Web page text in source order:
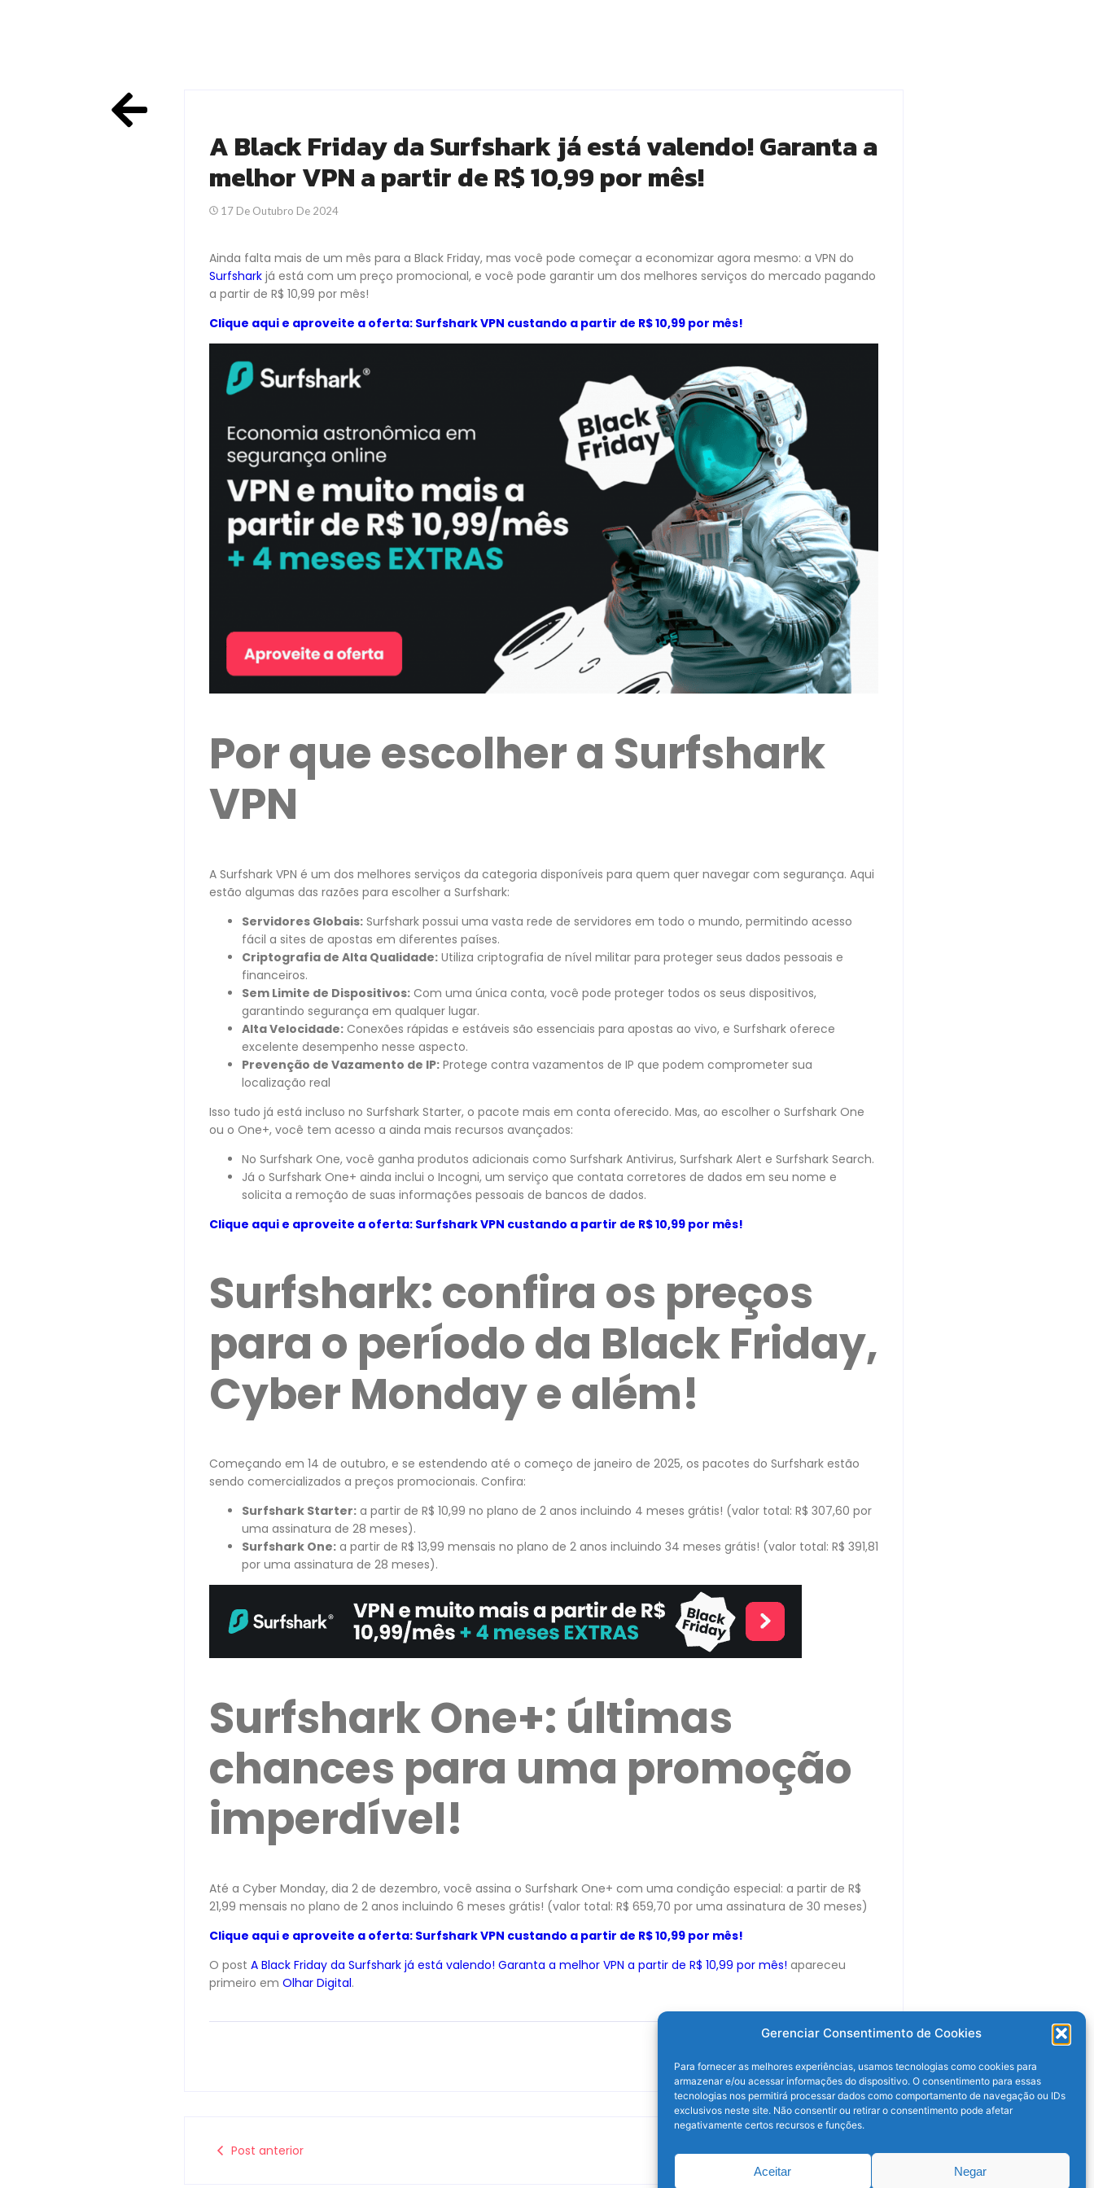
Gerenciar Consentimento de Cookies
Para fornecer as melhores experiências, usamos tecnologias como cookies para
armazenar e/ou acessar informações do dispositivo. O consentimento para essas
tecnologias nos permitirá processar dados como comportamento de navegação ou IDs
exclusivos neste site. Não consentir ou retirar o consentimento pode afetar
negativamente certos recursos e funções.
Aceitar Negar
A Black Friday da Surfshark já está valendo! Garanta a
melhor VPN a partir de R$ 10,99 por mês!
17 De Outubro De 2024
Ainda falta mais de um mês para a Black Friday, mas você pode começar a economizar agora mesmo: a VPN do
Surfshark já está com um preço promocional, e você pode garantir um dos melhores serviços do mercado pagando
a partir de R$ 10,99 por mês!
Clique aqui e aproveite a oferta: Surfshark VPN custando a partir de R$ 10,99 por mês!
Por que escolher a Surfshark
VPN
A Surfshark VPN é um dos melhores serviços da categoria disponíveis para quem quer navegar com segurança. Aqui
estão algumas das razões para escolher a Surfshark:
Servidores Globais: Surfshark possui uma vasta rede de servidores em todo o mundo, permitindo acesso
fácil a sites de apostas em diferentes países.
Criptografia de Alta Qualidade: Utiliza criptografia de nível militar para proteger seus dados pessoais e
financeiros.
Sem Limite de Dispositivos: Com uma única conta, você pode proteger todos os seus dispositivos,
garantindo segurança em qualquer lugar.
Alta Velocidade: Conexões rápidas e estáveis são essenciais para apostas ao vivo, e Surfshark oferece
excelente desempenho nesse aspecto.
Prevenção de Vazamento de IP: Protege contra vazamentos de IP que podem comprometer sua
localização real
Isso tudo já está incluso no Surfshark Starter, o pacote mais em conta oferecido. Mas, ao escolher o Surfshark One
ou o One+, você tem acesso a ainda mais recursos avançados:
No Surfshark One, você ganha produtos adicionais como Surfshark Antivirus, Surfshark Alert e Surfshark Search.
Já o Surfshark One+ ainda inclui o Incogni, um serviço que contata corretores de dados em seu nome e
solicita a remoção de suas informações pessoais de bancos de dados.
Clique aqui e aproveite a oferta: Surfshark VPN custando a partir de R$ 10,99 por mês!
Surfshark: confira os preços
para o período da Black Friday,
Cyber Monday e além!
Começando em 14 de outubro, e se estendendo até o começo de janeiro de 2025, os pacotes do Surfshark estão
sendo comercializados a preços promocionais. Confira:
Surfshark Starter: a partir de R$ 10,99 no plano de 2 anos incluindo 4 meses grátis! (valor total: R$ 307,60 por
uma assinatura de 28 meses).
Surfshark One: a partir de R$ 13,99 mensais no plano de 2 anos incluindo 34 meses grátis! (valor total: R$ 391,81
por uma assinatura de 28 meses).
Surfshark One+: últimas
chances para uma promoção
imperdível!
Até a Cyber Monday, dia 2 de dezembro, você assina o Surfshark One+ com uma condição especial: a partir de R$
21,99 mensais no plano de 2 anos incluindo 6 meses grátis! (valor total: R$ 659,70 por uma assinatura de 30 meses)
Clique aqui e aproveite a oferta: Surfshark VPN custando a partir de R$ 10,99 por mês!
O post A Black Friday da Surfshark já está valendo! Garanta a melhor VPN a partir de R$ 10,99 por mês! apareceu
primeiro em Olhar Digital.
Post anterior Próximo post